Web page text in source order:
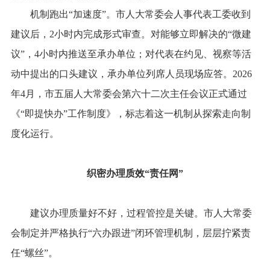
机制跑出“加速度”。市人大常委会人事代表工委收到
建议后，2小时内完成形式审查。对能够立即解决的“微建
议”，4小时内推送至承办单位；对代表在约见、视察等活
动中提出的口头建议，承办单位列席人员现场应答。2026
年4月，市五届人大常委会第六十二次主任会议正式通过
《“即提快办”工作制度》，标志着这一机制从探索走向制
度化运行。
织密办理质效“责任网”
建议办理质量好不好，过程管控是关键。市人大常委
会制定并严格执行“六办跟进”闭环管理机制，层层拧紧责
任“螺丝”。